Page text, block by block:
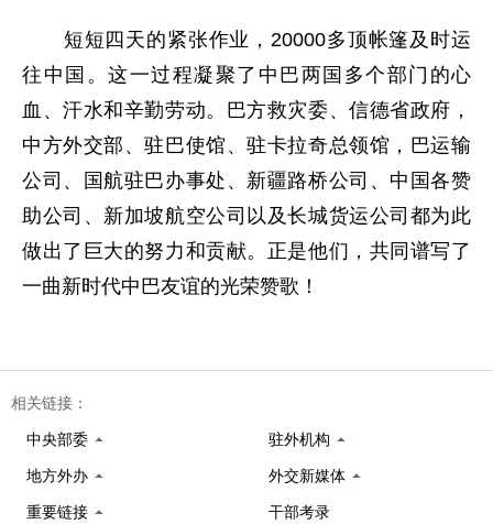
短短四天的紧张作业，20000多顶帐篷及时运
往中国。这一过程凝聚了中巴两国多个部门的心
血、汗水和辛勤劳动。巴方救灾委、信德省政府，
中方外交部、驻巴使馆、驻卡拉奇总领馆，巴运输
公司、国航驻巴办事处、新疆路桥公司、中国各赞
助公司、新加坡航空公司以及长城货运公司都为此
做出了巨大的努力和贡献。正是他们，共同谱写了
一曲新时代中巴友谊的光荣赞歌！
相关链接：
中央部委 驻外机构
地方外办 外交新媒体
重要链接 干部考录